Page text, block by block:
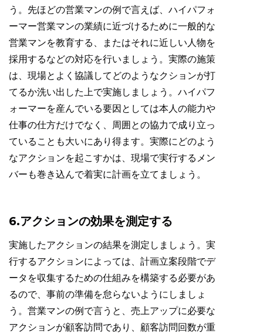
う。先ほどの営業マンの例で言えば、ハイパフォ
ーマー営業マンの業績に近づけるために一般的な
営業マンを教育する、またはそれに近しい人物を
採用するなどの対応を行いましょう。実際の施策
は、現場とよく協議してどのようなクションが打
てるか洗い出した上で実施しましょう。ハイパフ
ォーマーを産んでいる要因としては本人の能力や
仕事の仕方だけでなく、周囲との協力で成り立っ
ていることも大いにあり得ます。実際にどのよう
なアクションを起こすかは、現場で実行するメン
バーも巻き込んで着実に計画を立てましょう。
6.アクションの効果を測定する
実施したアクションの結果を測定しましょう。実
行するアクションによっては、計画立案段階でデ
ータを収集するための仕組みを構築する必要があ
るので、事前の準備を怠らないようにしましょ
う。営業マンの例で言うと、売上アップに必要な
アクションが顧客訪問であり、顧客訪問回数が重